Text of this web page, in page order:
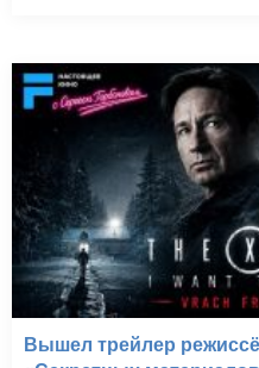
Вышел трейлер